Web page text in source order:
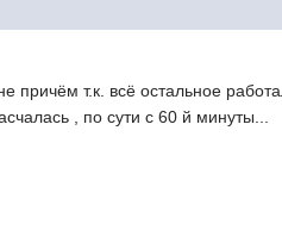
причём т.к. всё остальное
, по сути с 60 й минуты...